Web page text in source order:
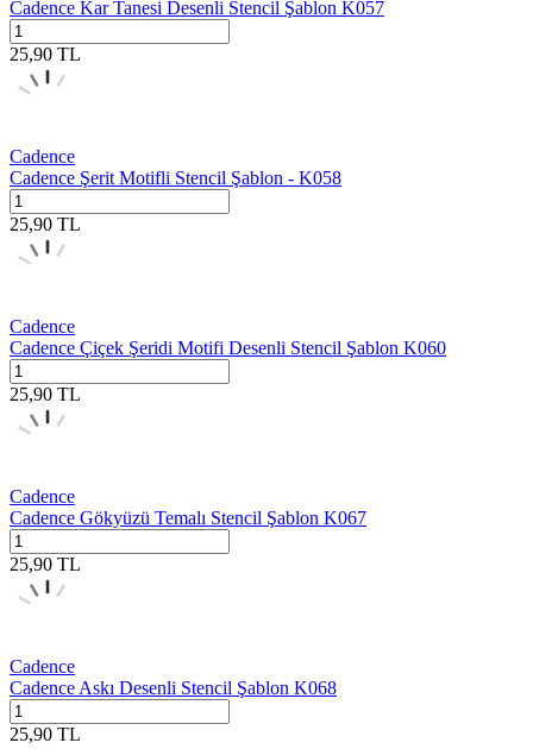
Cadence Kar Tanesi Desenli Stencil Şablon K057
25,90 TL
Cadence
Cadence Şerit Motifli Stencil Şablon - K058
25,90 TL
Cadence
Cadence Çiçek Şeridi Motifi Desenli Stencil Şablon K060
25,90 TL
Cadence
Cadence Gökyüzü Temalı Stencil Şablon K067
25,90 TL
Cadence
Cadence Askı Desenli Stencil Şablon K068
25,90 TL